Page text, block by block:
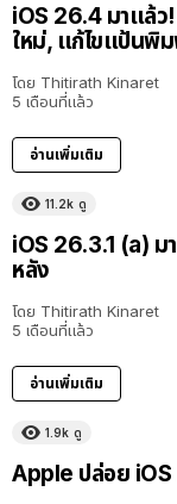
iOS 26.4 มาแล้ว
ใหม่, แก้ไขแป้นพิ
โดย Thitirath Kinaret
5 เดือนที่แล้ว
อ่านเพิ่มเติม
11.2k ดู
iOS 26.3.1 (a) ม
หลัง
โดย Thitirath Kinaret
5 เดือนที่แล้ว
อ่านเพิ่มเติม
1.9k ดู
Apple ปล่อย